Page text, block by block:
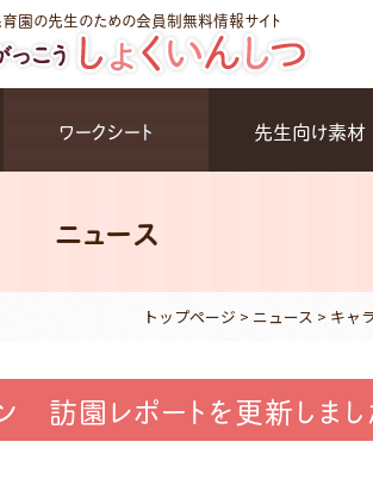
園の先生のための会員制無料情報サイト
ワークシート 先生向け素材
ニュース
トップページ > ニュース > キャ
訪園レポートを更新しま